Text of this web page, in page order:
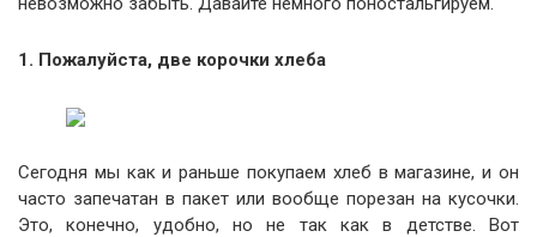
1. Пожалуйста, две корочки хлеба
Сегодня мы как и раньше покупаем хлеб в магазине, и он
часто запечатан в пакет или вообще порезан на кусочки.
Это, конечно, удобно, но не так как в детстве. Вот